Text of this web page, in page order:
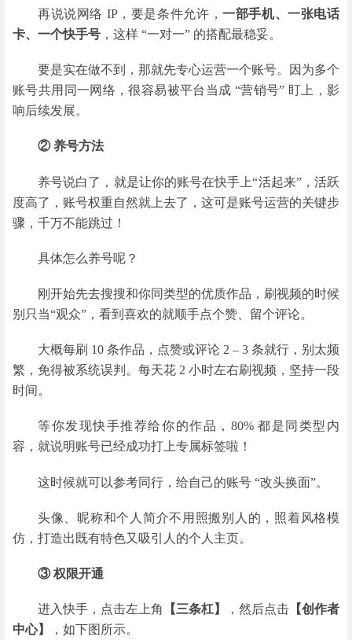
再说说网络 IP，要是条件允许，一部手机、一张电话
卡、一个快手号 ，这样 “一对一” 的搭配最稳妥。
要是实在做不到，那就先专心运营一个账号。因为多个
账号共用同一网络，很容易被平台当成 “营销号” 盯上，影
响后续发展。
② 养号方法
养号说白了，就是让你的账号在快手上“活起来”，活跃
度高了，账号权重自然就上去了，这可是账号运营的关键步
骤，千万不能跳过！
具体怎么养号呢？
刚开始先去搜搜和你同类型的优质作品，刷视频的时候
别只当“观众”，看到喜欢的就顺手点个赞、留个评论。
大概每刷 10 条作品，点赞或评论 2 – 3 条就行，别太频
繁，免得被系统误判。每天花 2 小时左右刷视频，坚持一段
时间。
等你发现快手推荐给你的作品，80% 都是同类型内
容，就说明账号已经成功打上专属标签啦！
这时候就可以参考同行，给自己的账号 “改头换面”。
头像、昵称和个人简介不用照搬别人的，照着风格模
仿，打造出既有特色又吸引人的个人主页。
③ 权限开通
进入快手，点击左上角 【三条杠】 ，然后点击 【创作者
中心】
，如下图所示。